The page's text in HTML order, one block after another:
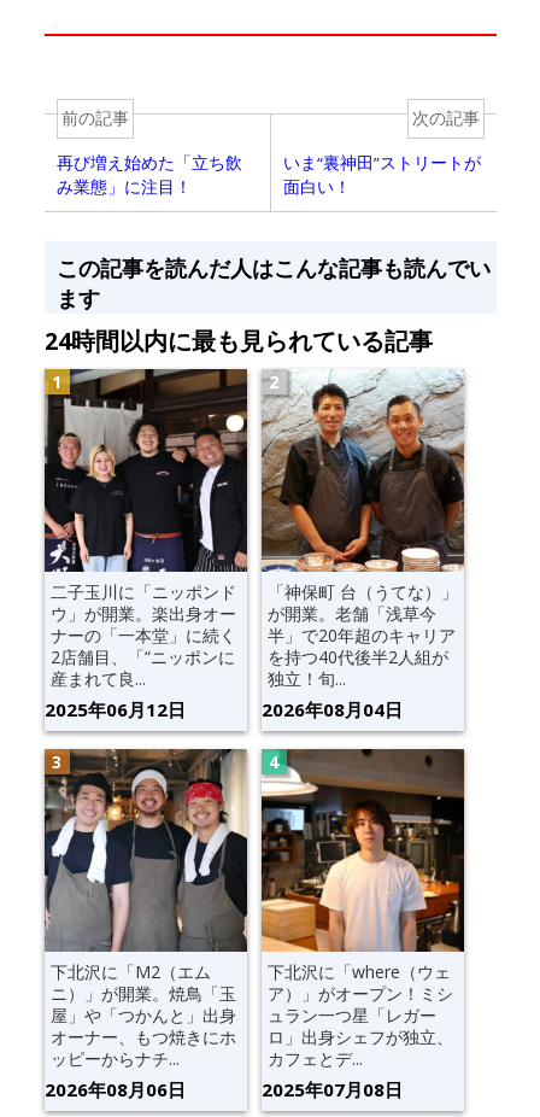
前の記事
再び増え始めた「立ち飲
み業態」に注目！
次の記事
いま“裏神田”ストリートが
面白い！
この記事を読んだ人はこんな記事も読んでい
ます
24時間以内に最も見られている記事
二子玉川に「ニッポンド
ウ」が開業。楽出身オー
ナーの「一本堂」に続く
2店舗目、「“ニッポンに
産まれて良...
2025年06月12日
「神保町 台（うてな）」
が開業。老舗「浅草今
半」で20年超のキャリア
を持つ40代後半2人組が
独立！旬...
2026年08月04日
下北沢に「M2（エム
ニ）」が開業。焼鳥「玉
屋」や「つかんと」出身
オーナー、もつ焼きにホ
ッピーからナチ...
2026年08月06日
下北沢に「where（ウェ
ア）」がオープン！ミシ
ュラン一つ星「レガー
ロ」出身シェフが独立、
カフェとデ...
2025年07月08日